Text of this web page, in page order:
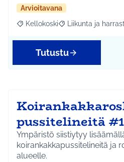
Arvioitavana
Rajaa tulokset aihepiirin
Kellokoski Rajaa tulokset
Liikunta ja
Tutustu
pussitelineitä
Ympäristö siistiytyy
koirankakkapussitelineitä ja
alueelle.